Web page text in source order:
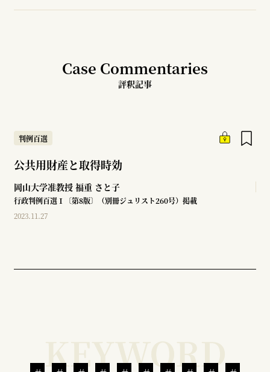
Case Commentaries
評釈記事
判例百選
公共用財産と取得時効
岡山大学准教授 福重 さと子
行政判例百選Ⅰ〔第8版〕（別冊ジュリスト260号）掲載
2023.11.27